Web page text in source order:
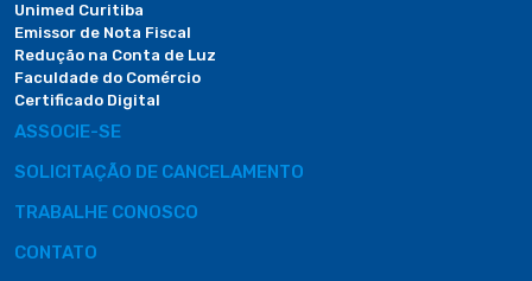
Unimed Curitiba
Emissor de Nota Fiscal
Redução na Conta de Luz
Faculdade do Comércio
Certificado Digital
ASSOCIE-SE
SOLICITAÇÃO DE CANCELAMENTO
TRABALHE CONOSCO
CONTATO